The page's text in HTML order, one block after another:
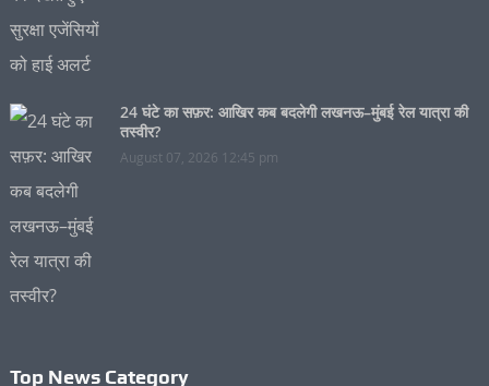
24 घंटे का सफ़र: आखिर कब बदलेगी लखनऊ–मुंबई रेल यात्रा की
तस्वीर?
August 07, 2026 12:45 pm
Top News Category